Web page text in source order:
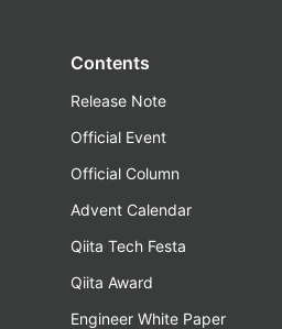
Contents
Release Note
Official Event
Official Column
Advent Calendar
Qiita Tech Festa
Qiita Award
Engineer White Paper